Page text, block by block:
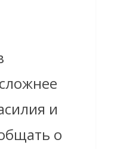
и
о